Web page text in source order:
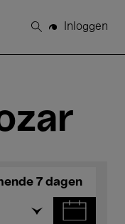
Zoeken
Inloggen
7 dagen